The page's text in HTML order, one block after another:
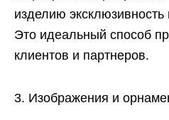
изделию эксклюзивность
Это идеальный способ
клиентов и партнеров.
Изображения и